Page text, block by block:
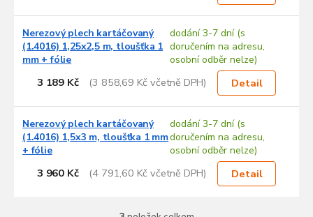
Nerezový plech kartáčovaný
(1.4016) 1,25x2,5 m, tloušťka 1
mm + fólie
dodání 3-7 dní (s
doručením na adresu,
osobní odběr nelze)
3 189 Kč (3 858,69 Kč včetně DPH) Detail
Nerezový plech kartáčovaný
(1.4016) 1,5x3 m, tloušťka 1 mm
+ fólie
dodání 3-7 dní (s
doručením na adresu,
osobní odběr nelze)
3 960 Kč (4 791,60 Kč včetně DPH) Detail